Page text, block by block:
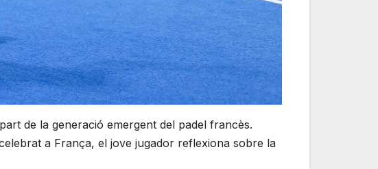
de la generació emergent del padel francès.
a França, el jove jugador reflexiona sobre la